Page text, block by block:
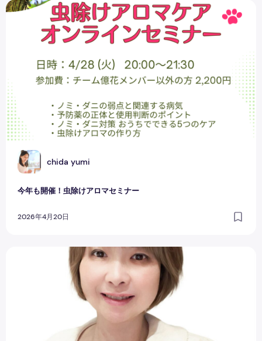
C chida yumi
今年も開催！虫除けアロマセミナー
2026年4月20日
今年も開催！虫除けアロマセミナー
初参加！自由なライフスタイルマルシェ 4月7日㈫20時開催